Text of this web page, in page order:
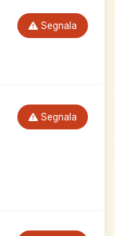
Segnala
Segnala